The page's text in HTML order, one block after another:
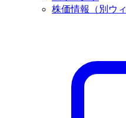
株価情報
（別ウ